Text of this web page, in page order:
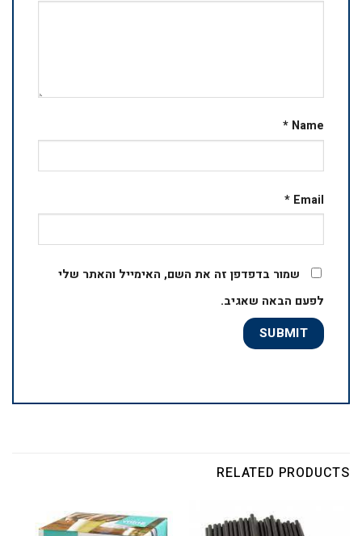
Name
*
Email
*
שמור בדפדפן זה את השם, האימייל והאתר שלי
לפעם הבאה שאגיב.
RELATED PRODUCTS